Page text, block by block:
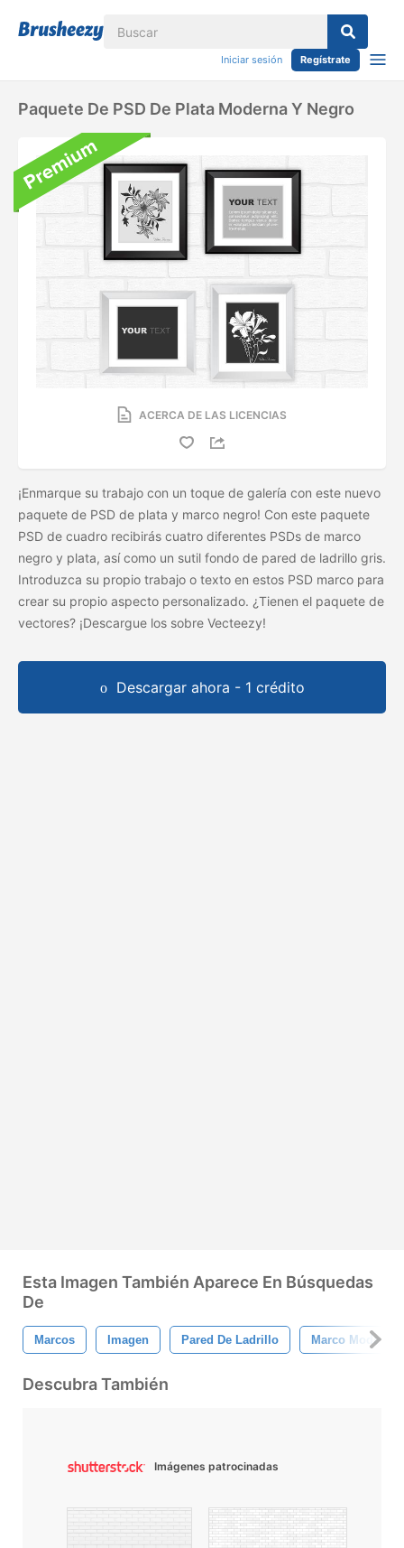
Iniciar sesión Regístrate
Paquete De PSD De Plata Moderna Y Negro
ACERCA DE LAS LICENCIAS
¡Enmarque su trabajo con un toque de galería con este nuevo
paquete de PSD de plata y marco negro! Con este paquete
PSD de cuadro recibirás cuatro diferentes PSDs de marco
negro y plata, así como un sutil fondo de pared de ladrillo gris.
Introduzca su propio trabajo o texto en estos PSD marco para
crear su propio aspecto personalizado. ¿Tienen el paquete de
vectores? ¡Descargue los sobre Vecteezy!
Descargar ahora - 1 crédito
Esta Imagen También Aparece En Búsquedas
De
Marcos Imagen Pared De Ladrillo Marco Moderno
Descubra También
Imágenes patrocinadas